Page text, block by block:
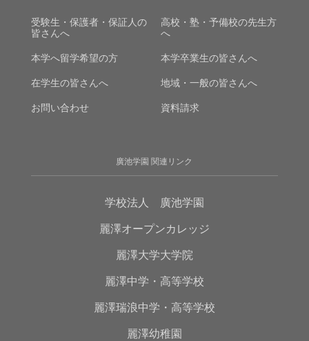
受験生・保護者・保証人の
皆さんへ
高校・塾・予備校の先生方
へ
本学へ留学希望の方 本学卒業生の皆さんへ
在学生の皆さんへ 地域・一般の皆さんへ
お問い合わせ 資料請求
廣池学園 関連リンク
学校法人 廣池学園
麗澤オープンカレッジ
麗澤大学大学院
麗澤中学・高等学校
麗澤瑞浪中学・高等学校
麗澤幼稚園